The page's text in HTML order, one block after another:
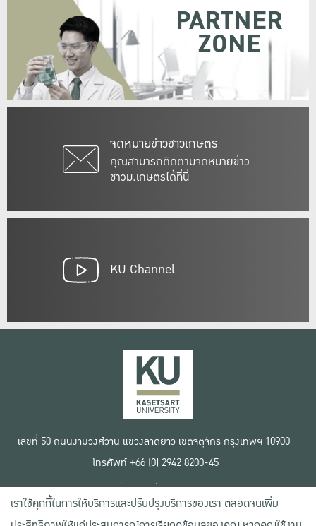
จดหมายข่าวชาวเกษตร
คุณสามารถติดตามจดหมายข่าว
ชาวม.เกษตรได้ที่นี่
PARTNER
ZONE
KU Channel
เลขที่ 50 ถนนงามวงศ์วาน แขวงลาดยาว เขตจตุจักร กรุงเทพฯ 10900
โทรศัพท์ +66 (0) 2942 8200-45
เงื่อนไขการใช้งานเว็บไซต์
ข้อตกลงด้านสิทธิ์ใช้งาน
นโยบายความเป็นส่วนตัว
เราใช้คุกกี้ในการให้บริการและปรับปรุงบริการของเรา ตลอดจนเพิ่ม